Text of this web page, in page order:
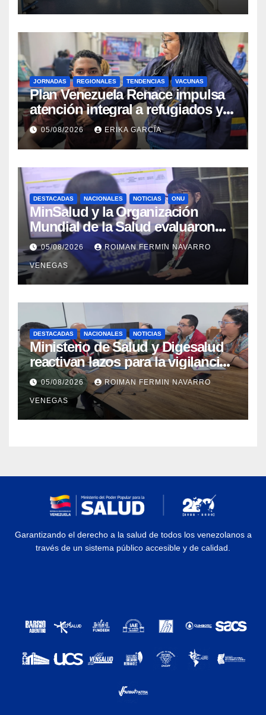
JORNADAS REGIONALES TENDENCIAS VACUNAS
​Plan Venezuela Renace impulsa
atención integral a refugiados y
evaluación de vacunación en
Aragua
05/08/2026 ERIKA GARCÍA
DESTACADAS NACIONALES NOTICIAS ONU
MinSalud y la Organización
Mundial de la Salud evaluaron
propuesta técnica integral en
materia de agua saneamiento e
higiene ante contingencia
sísmica
05/08/2026 ROIMAN FERMIN NAVARRO
VENEGAS
DESTACADAS NACIONALES NOTICIAS
Ministerio de Salud y Digesalud
reactivan lazos para la vigilancia
epidemiológica y el control de
enfermedades
05/08/2026 ROIMAN FERMIN NAVARRO
VENEGAS
Garantizando el derecho a la salud de todos los venezolanos a
través de un sistema público accesible y de calidad.